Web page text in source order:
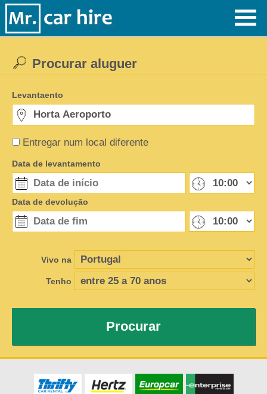
Entregar num local diferente
Procurar aluguer
Levantaento
Data de levantamento
Data de devolução
Vivo na
Tenho
Procurar